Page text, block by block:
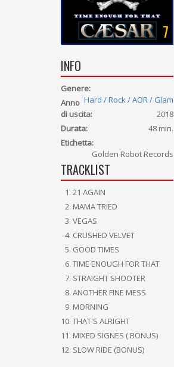
7
INFO
Genere:
Hard / Rock / AOR / Glam
Anno
di uscita:
2018
Durata:
48 min.
Etichetta:
Golden Robot Records
TRACKLIST
21 AGAIN
MAMA TRIED
VEGAS
CRUSHED VELVET
GOOD TIMES
TIME ENOUGH FOR THAT
STRAIGHT SHOOTER
ANOTHER FINE MESS
MORNING
THAT'S ALRIGHT
MIXED SIGNES ( BONUS)
SLOW RIDE (BONUS)